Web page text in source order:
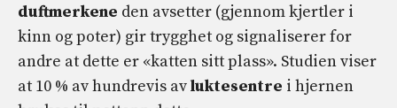
duftmerkene den avsetter (gjennom kjertler i
kinn og poter) gir trygghet og signaliserer for
andre at dette er «katten sitt plass». Studien viser
at 10 % av hundrevis avluktesentre i hjernen